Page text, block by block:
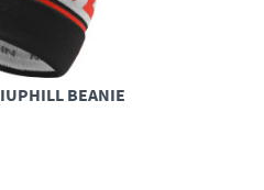
BEANIE